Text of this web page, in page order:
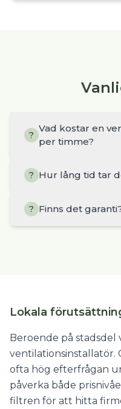
?
Vad kostar en
per timme?
? Hur lång tid tar
? Finns det
Lokala
Beroende på stadsdel
ventilationsinstallatör.
ofta hög efterfrågan
påverka både
filtren för att hitta